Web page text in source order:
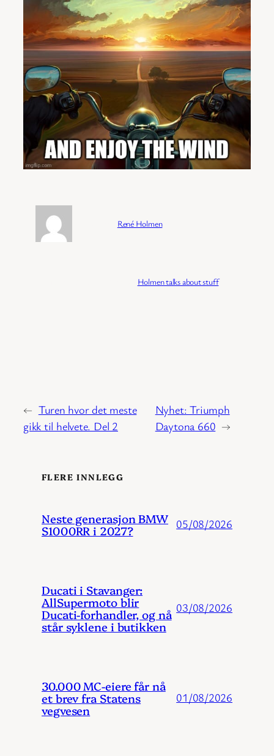
René Holmen
Holmen talks about stuff
← Turen hvor det meste
gikk til helvete. Del 2
Nyhet: Triumph
Daytona 660 →
FLERE INNLEGG
Neste generasjon BMW
S1000RR i 2027? 05/08/2026
Ducati i Stavanger:
AllSupermoto blir
Ducati-forhandler, og nå
står syklene i butikken
03/08/2026
30.000 MC-eiere får nå
et brev fra Statens
vegvesen
01/08/2026